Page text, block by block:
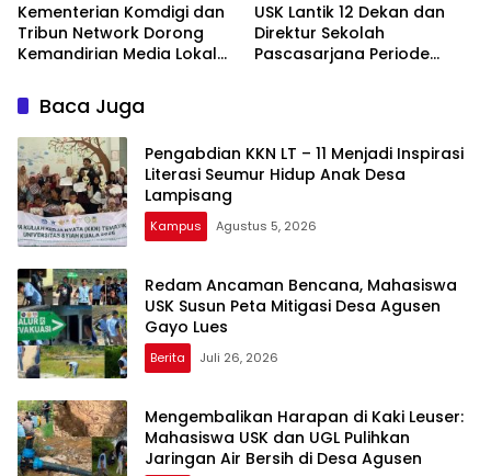
Kementerian Komdigi dan
Tribun Network Dorong
Kemandirian Media Lokal
Aceh
USK Lantik 12 Dekan dan
Direktur Sekolah
Pascasarjana Periode
Baca Juga
Pengabdian KKN LT – 11 Menjadi Inspirasi
Literasi Seumur Hidup Anak Desa
Lampisang
Kampus Agustus 5, 2026
Redam Ancaman Bencana, Mahasiswa
USK Susun Peta Mitigasi Desa Agusen
Gayo Lues
Berita Juli 26, 2026
Mengembalikan Harapan di Kaki Leuser:
Mahasiswa USK dan UGL Pulihkan
Jaringan Air Bersih di Desa Agusen